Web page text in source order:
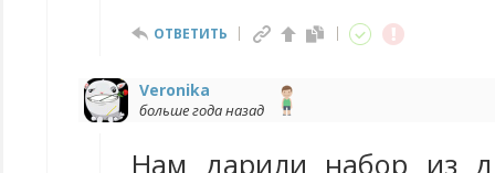
ОТВЕТИТЬ
Veronika
больше года назад
Нам дарили набор из